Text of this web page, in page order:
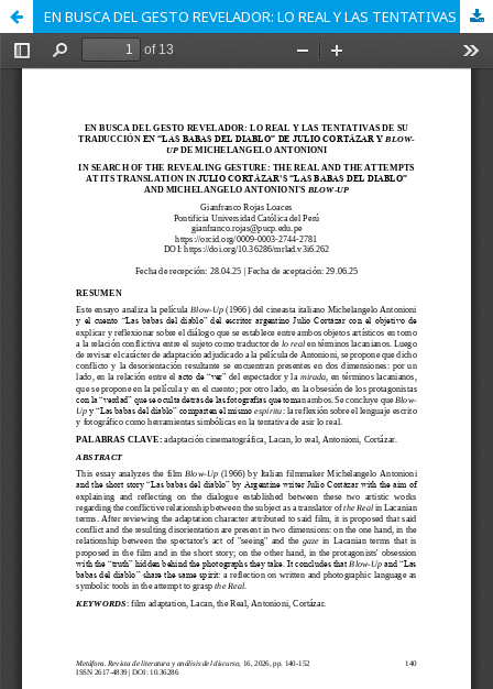
EN BUSCA DEL GESTO REVELADOR: LO REAL Y LAS TENTATIVAS DE SU TRADUCCIÓN EN “LAS BABAS DEL DIABLO” DE JULIO CORTÁZAR Y BLOW-UP DE MICHELANGELO ANTONIONI